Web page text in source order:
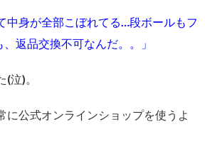
中身が全部こぼれてる…段ボールもフ
返品交換不可なんだ。。」
泣)。
に公式オンラインショップを使うよ